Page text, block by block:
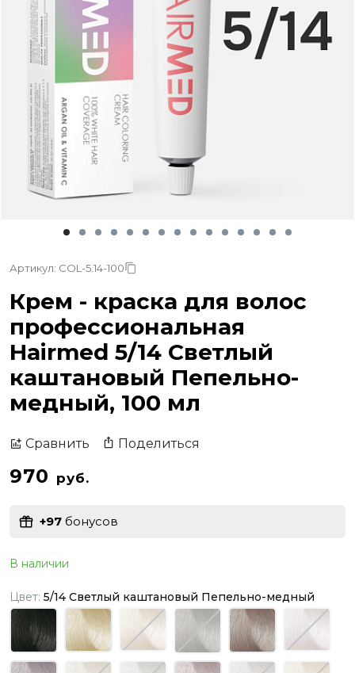
Артикул: COL-5.14-100
Крем - краска для волос
профессиональная
Hairmed 5/14 Светлый
каштановый Пепельно-
медный, 100 мл
Сравнить Поделиться
970 руб.
+97 бонусов
В наличии
Цвет: 5/14 Светлый каштановый Пепельно-медный